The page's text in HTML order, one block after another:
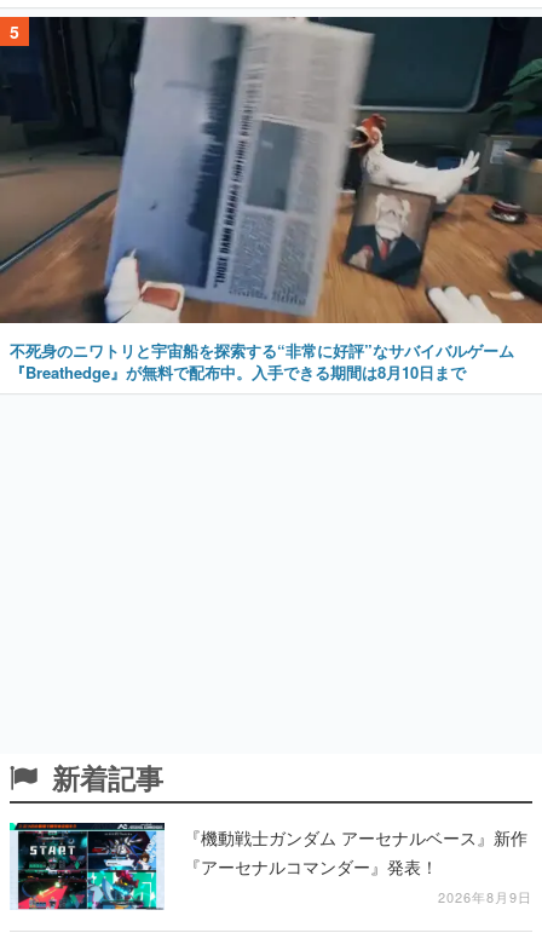
5
不死身のニワトリと宇宙船を探索する“非常に好評”なサバイバルゲーム
『Breathedge』が無料で配布中。入手できる期間は8月10日まで
新着記事
『機動戦士ガンダム アーセナルベース』新作
『アーセナルコマンダー』発表！
2026年8月9日